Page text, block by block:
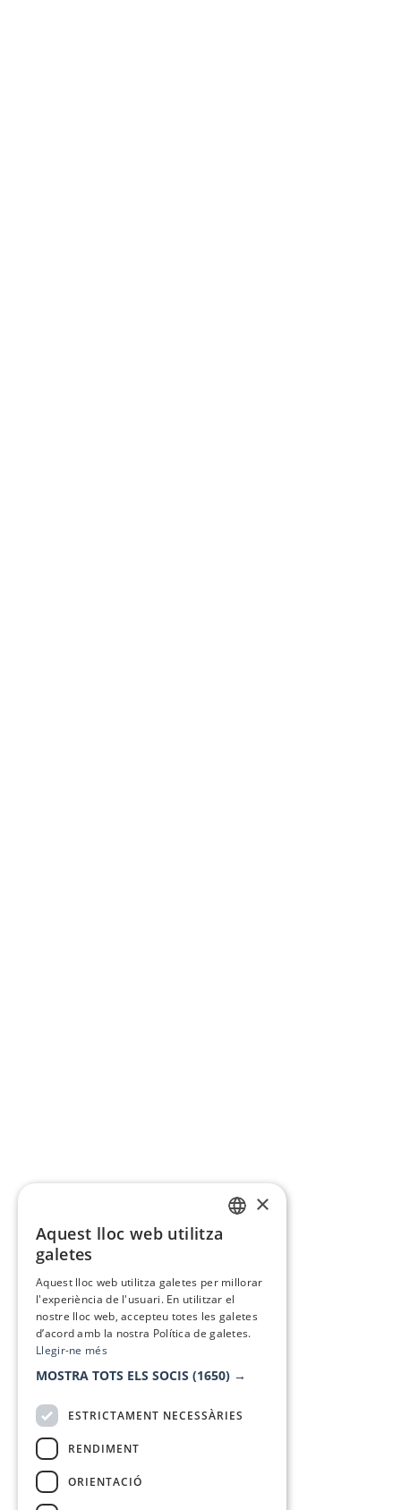
×
Aquest lloc web utilitza
galetes
Aquest lloc web utilitza galetes per millorar
l'experiència de l'usuari. En utilitzar el
nostre lloc web, accepteu totes les galetes
d’acord amb la nostra Política de galetes.
Llegir-ne més
MOSTRA TOTS ELS SOCIS (1650) →
ESTRICTAMENT NECESSÀRIES
RENDIMENT
ORIENTACIÓ